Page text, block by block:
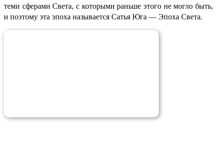
теми сферами Света, с которыми раньше этого не могло быть,
и поэтому эта эпоха называется Сатья Юга — Эпоха Света.